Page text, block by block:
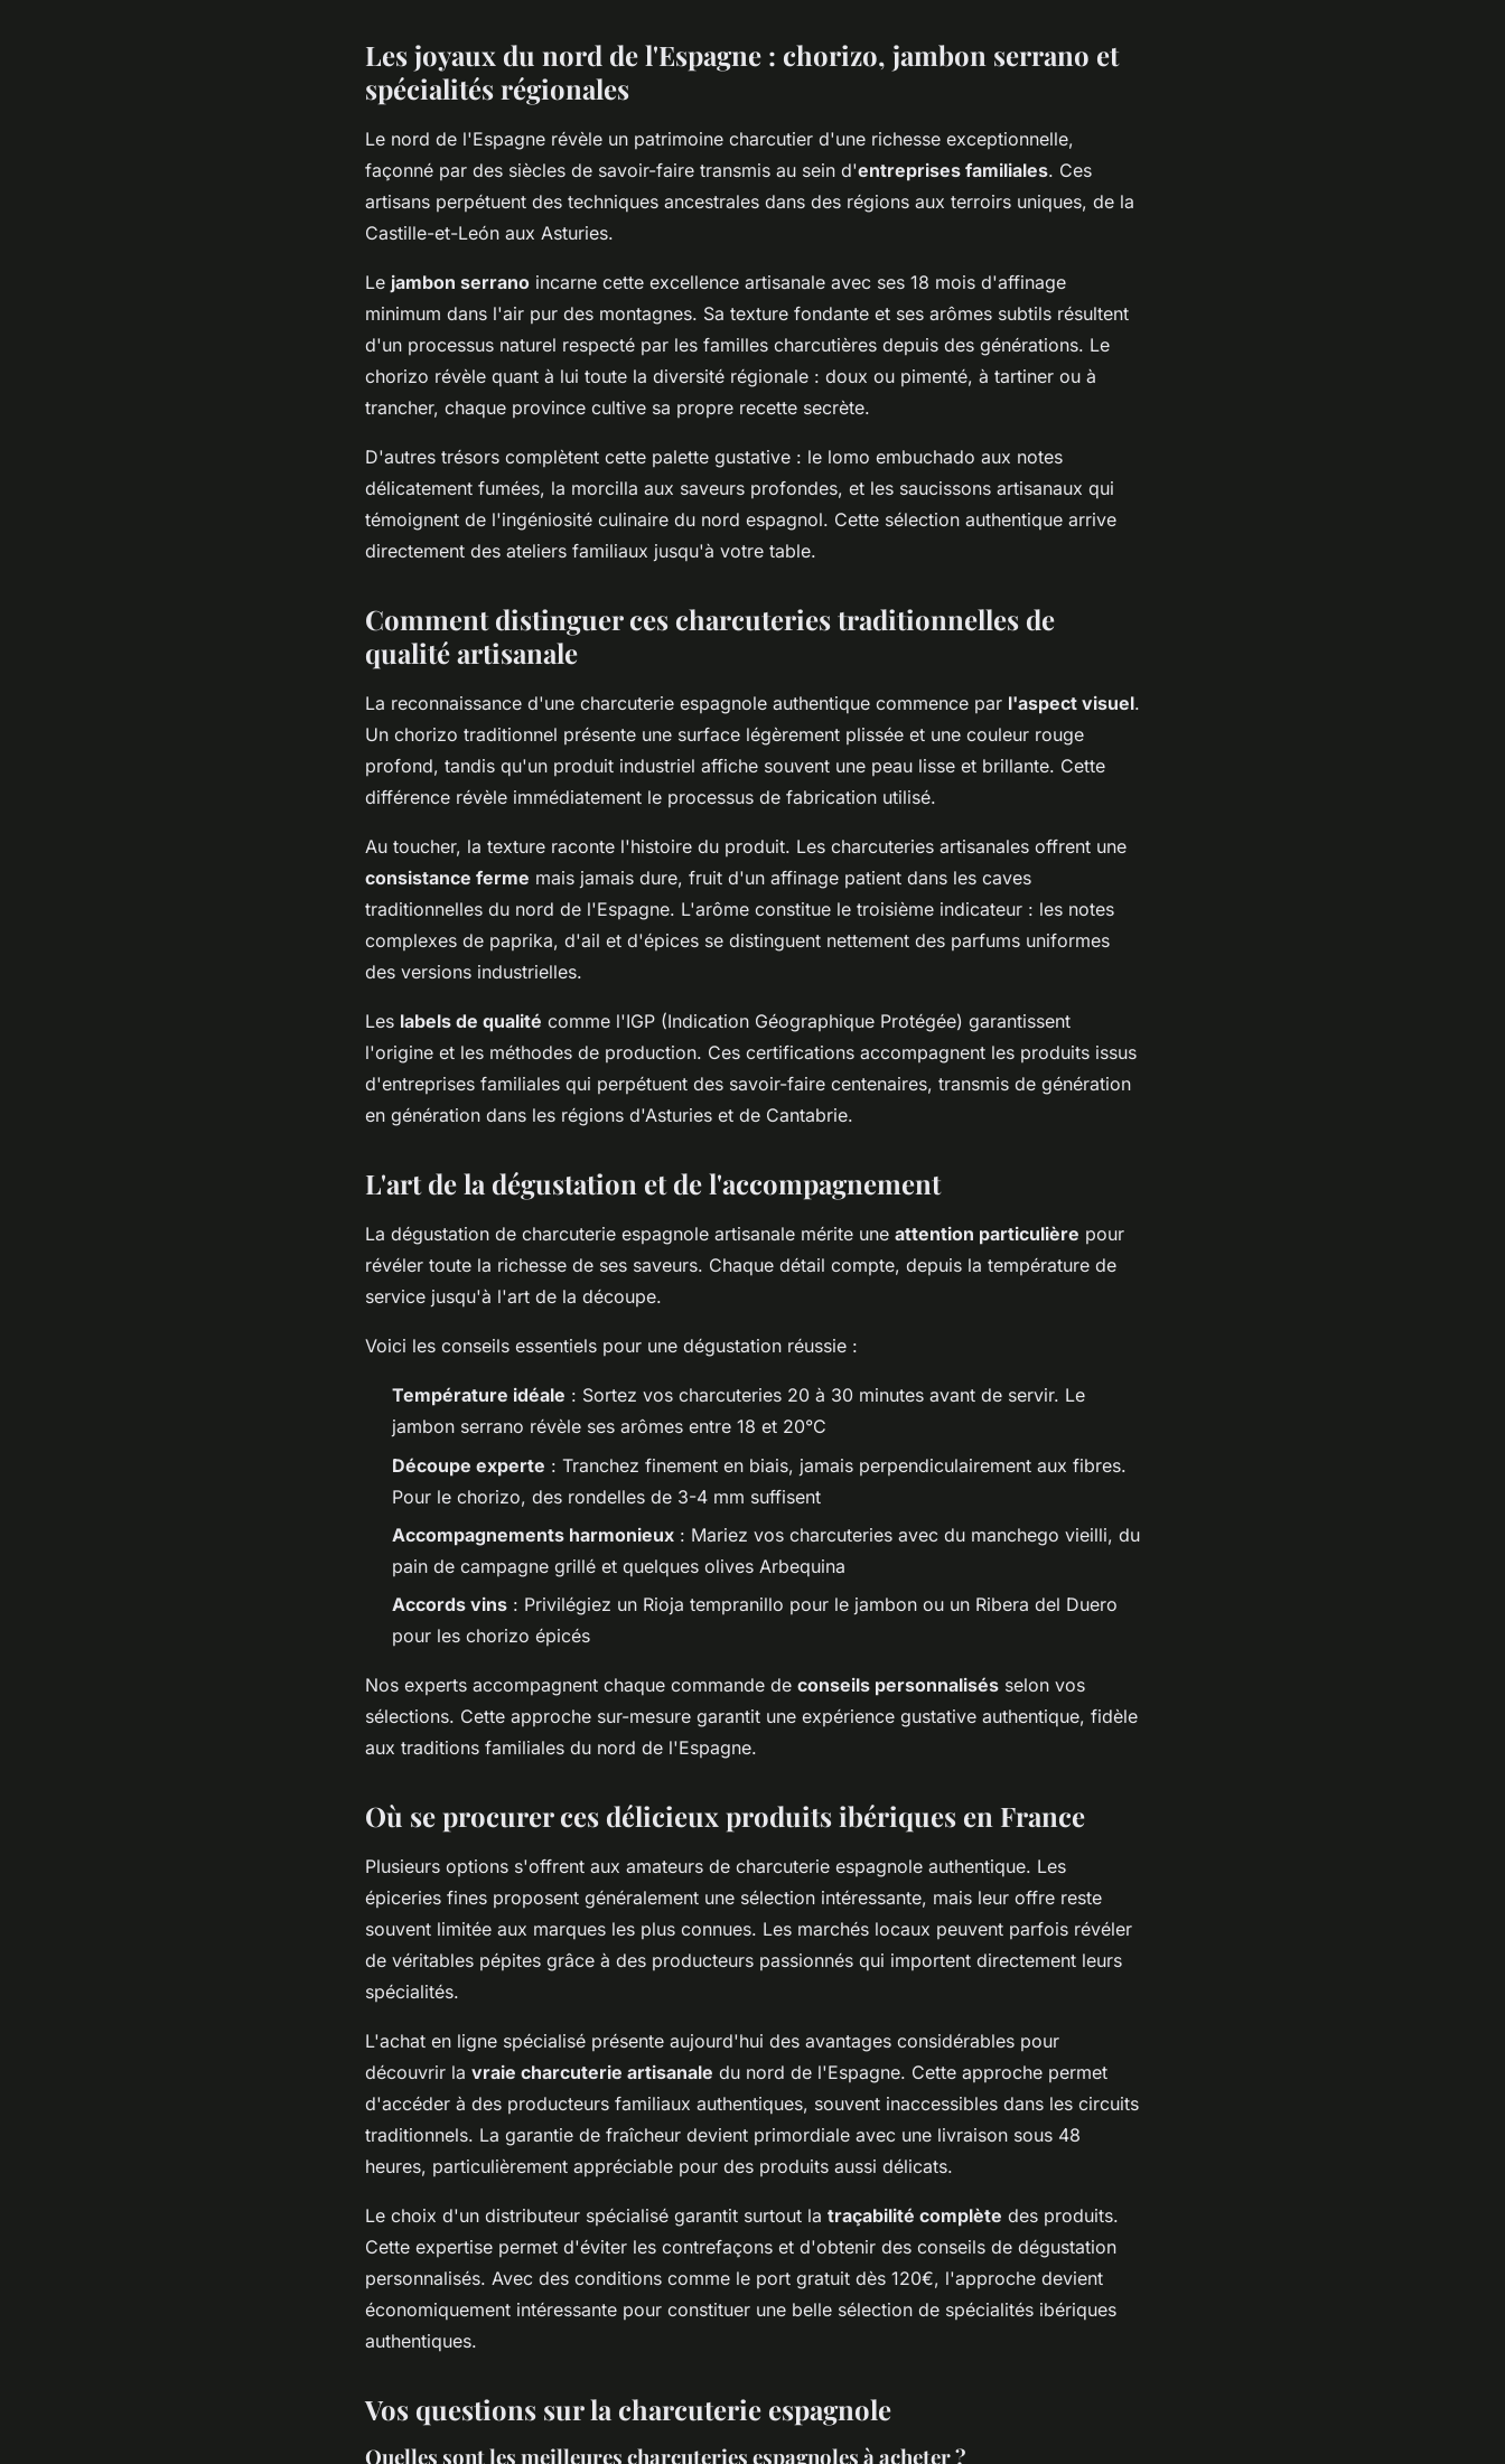
Les joyaux du nord de l'Espagne : chorizo, jambon serrano et
spécialités régionales
Le nord de l'Espagne révèle un patrimoine charcutier d'une richesse exceptionnelle,
façonné par des siècles de savoir-faire transmis au sein d'entreprises familiales. Ces
artisans perpétuent des techniques ancestrales dans des régions aux terroirs uniques, de la
Castille-et-León aux Asturies.
Le jambon serrano incarne cette excellence artisanale avec ses 18 mois d'affinage
minimum dans l'air pur des montagnes. Sa texture fondante et ses arômes subtils résultent
d'un processus naturel respecté par les familles charcutières depuis des générations. Le
chorizo révèle quant à lui toute la diversité régionale : doux ou pimenté, à tartiner ou à
trancher, chaque province cultive sa propre recette secrète.
D'autres trésors complètent cette palette gustative : le lomo embuchado aux notes
délicatement fumées, la morcilla aux saveurs profondes, et les saucissons artisanaux qui
témoignent de l'ingéniosité culinaire du nord espagnol. Cette sélection authentique arrive
directement des ateliers familiaux jusqu'à votre table.
Comment distinguer ces charcuteries traditionnelles de
qualité artisanale
La reconnaissance d'une charcuterie espagnole authentique commence par l'aspect visuel.
Un chorizo traditionnel présente une surface légèrement plissée et une couleur rouge
profond, tandis qu'un produit industriel affiche souvent une peau lisse et brillante. Cette
différence révèle immédiatement le processus de fabrication utilisé.
Au toucher, la texture raconte l'histoire du produit. Les charcuteries artisanales offrent une
consistance ferme mais jamais dure, fruit d'un affinage patient dans les caves
traditionnelles du nord de l'Espagne. L'arôme constitue le troisième indicateur : les notes
complexes de paprika, d'ail et d'épices se distinguent nettement des parfums uniformes
des versions industrielles.
Les labels de qualité comme l'IGP (Indication Géographique Protégée) garantissent
l'origine et les méthodes de production. Ces certifications accompagnent les produits issus
d'entreprises familiales qui perpétuent des savoir-faire centenaires, transmis de génération
en génération dans les régions d'Asturies et de Cantabrie.
L'art de la dégustation et de l'accompagnement
La dégustation de charcuterie espagnole artisanale mérite une attention particulière pour
révéler toute la richesse de ses saveurs. Chaque détail compte, depuis la température de
service jusqu'à l'art de la découpe.
Voici les conseils essentiels pour une dégustation réussie :
Température idéale : Sortez vos charcuteries 20 à 30 minutes avant de servir. Le
jambon serrano révèle ses arômes entre 18 et 20°C
Découpe experte : Tranchez finement en biais, jamais perpendiculairement aux fibres.
Pour le chorizo, des rondelles de 3-4 mm suffisent
Accompagnements harmonieux : Mariez vos charcuteries avec du manchego vieilli, du
pain de campagne grillé et quelques olives Arbequina
Accords vins : Privilégiez un Rioja tempranillo pour le jambon ou un Ribera del Duero
pour les chorizo épicés
Nos experts accompagnent chaque commande de conseils personnalisés selon vos
sélections. Cette approche sur-mesure garantit une expérience gustative authentique, fidèle
aux traditions familiales du nord de l'Espagne.
Où se procurer ces délicieux produits ibériques en France
Plusieurs options s'offrent aux amateurs de charcuterie espagnole authentique. Les
épiceries fines proposent généralement une sélection intéressante, mais leur offre reste
souvent limitée aux marques les plus connues. Les marchés locaux peuvent parfois révéler
de véritables pépites grâce à des producteurs passionnés qui importent directement leurs
spécialités.
L'achat en ligne spécialisé présente aujourd'hui des avantages considérables pour
découvrir la vraie charcuterie artisanale du nord de l'Espagne. Cette approche permet
d'accéder à des producteurs familiaux authentiques, souvent inaccessibles dans les circuits
traditionnels. La garantie de fraîcheur devient primordiale avec une livraison sous 48
heures, particulièrement appréciable pour des produits aussi délicats.
Le choix d'un distributeur spécialisé garantit surtout la traçabilité complète des produits.
Cette expertise permet d'éviter les contrefaçons et d'obtenir des conseils de dégustation
personnalisés. Avec des conditions comme le port gratuit dès 120€, l'approche devient
économiquement intéressante pour constituer une belle sélection de spécialités ibériques
authentiques.
Vos questions sur la charcuterie espagnole
Quelles sont les meilleures charcuteries espagnoles à acheter ?